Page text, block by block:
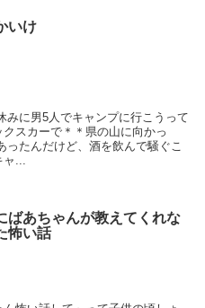
いけ
みに男5人でキャンプに行こうって
スカーで＊＊県の山に向かっ
たんだけど、酒を飲んで騒ぐこ
...
ばあちゃんが教えてくれな
怖い話